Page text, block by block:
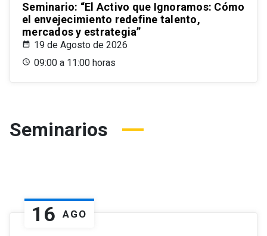
Seminario: “El Activo que Ignoramos: Cómo
el envejecimiento redefine talento,
mercados y estrategia”
19 de Agosto de 2026
09:00 a 11:00 horas
Seminarios
16 AGO